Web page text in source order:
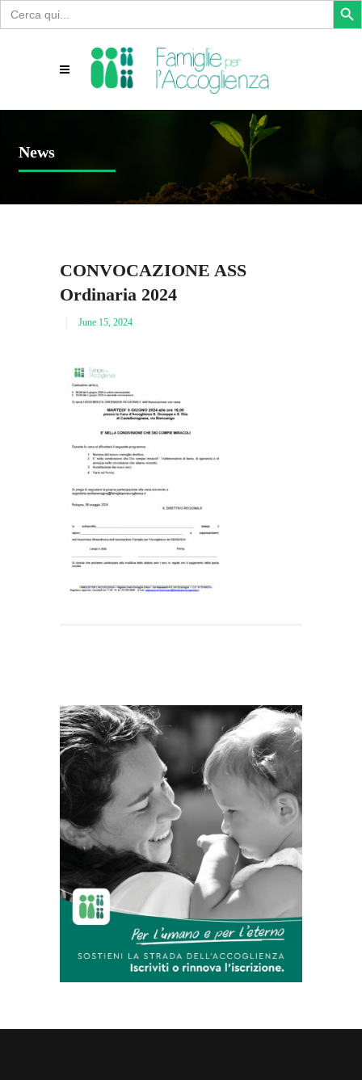
Search
for:
News
CONVOCAZIONE ASS
Ordinaria 2024
June 15, 2024